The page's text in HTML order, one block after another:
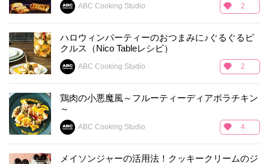
ABC Cooking Studio 2
ハロウィンパーティーのおつまみに♪ぐるぐるピ
クルス（Nico Tableレシピ）
ABC Cooking Studio 2
鶏肉の小悪魔風～フルーティーディアボラチキン
～
ABC Cooking Studio 4
メイソンジャーの活用法！クッキークリームのジ